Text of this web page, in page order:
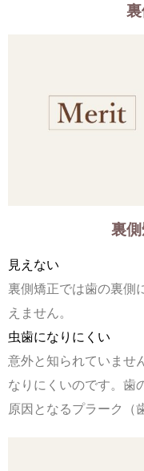
裏
見えない
裏側矯正では歯の裏側
えません。
虫歯になりにくい
意外と知られていませ
なりにくいのです。歯
原因となるプラーク（